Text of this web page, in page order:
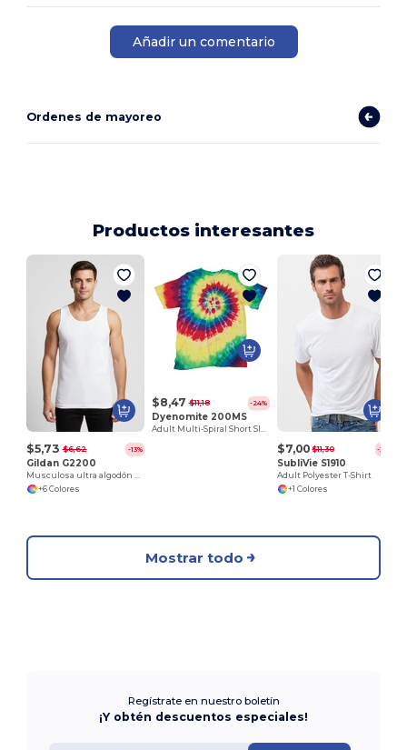
Añadir un comentario
Ordenes de mayoreo
Productos interesantes
$5,73 $6,62 -13%
Gildan G2200
Musculosa ultra algodón para adultos
+6 Colores
$8,47 $11,18 -24%
Dyenomite 200MS
Adult Multi-Spiral Short Sleeve Tee
$7,00 $11,30 -38%
SubliVie S1910
Adult Polyester T-Shirt
+1 Colores
Mostrar todo
Regístrate en nuestro boletín
¡Y obtén descuentos especiales!